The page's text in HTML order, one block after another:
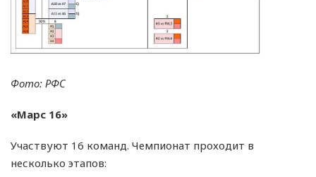
Фото: РФС
«Марс 16»
Участвуют 16 команд. Чемпионат проходит в
несколько этапов: